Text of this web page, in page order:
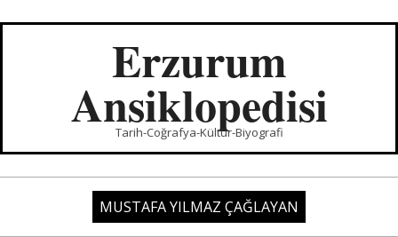
Erzurum
Ansiklopedisi
Tarih-Coğrafya-Kültür-Biyografi
MUSTAFA YILMAZ ÇAĞLAYAN